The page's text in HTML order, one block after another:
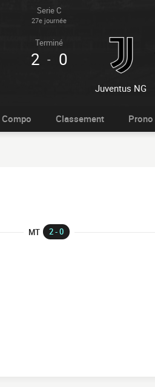
Serie C
27e journée
Terminé
2 - 0
Juventus NG
Compo Classement Prono
MT 2 - 0